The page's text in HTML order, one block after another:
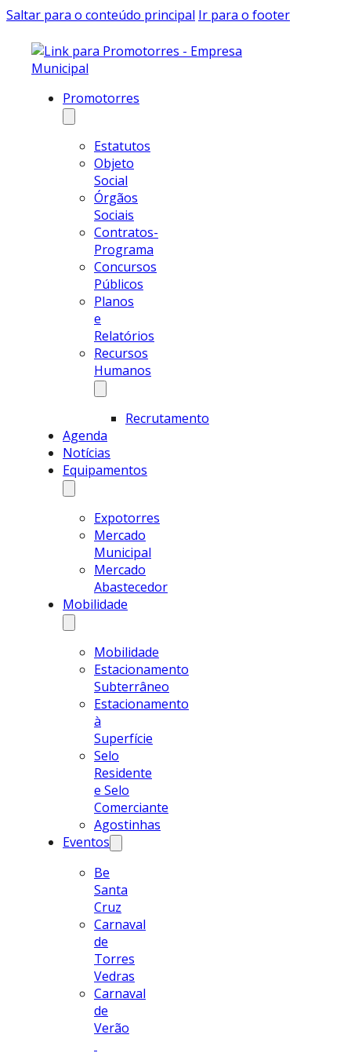
Saltar para o conteúdo principal Ir para o footer
Promotorres
Estatutos
Objeto
Social
Órgãos
Sociais
Contratos-
Programa
Concursos
Públicos
Planos
e
Relatórios
Recursos
Humanos
Recrutamento
Agenda
Notícias
Equipamentos
Expotorres
Mercado
Municipal
Mercado
Abastecedor
Mobilidade
Mobilidade
Estacionamento
Subterrâneo
Estacionamento
à
Superfície
Selo
Residente
e Selo
Comerciante
Agostinhas
Eventos
Be
Santa
Cruz
Carnaval
de
Torres
Vedras
Carnaval
de
Verão